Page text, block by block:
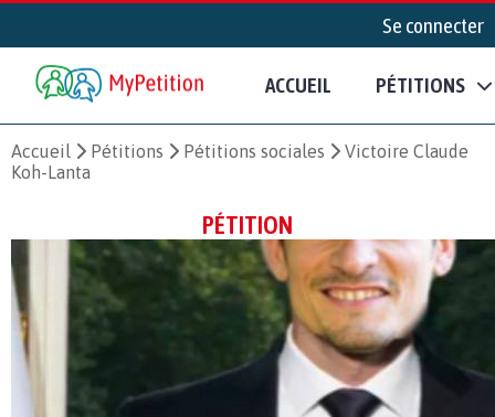
Se connecter
ACCUEIL PÉTITIONS
Accueil Pétitions Pétitions sociales
Victoire Claude
Koh-Lanta
PÉTITION